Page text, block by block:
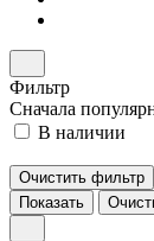
Фильтр
Сначала
В наличии
Очистить фильтр
Показать